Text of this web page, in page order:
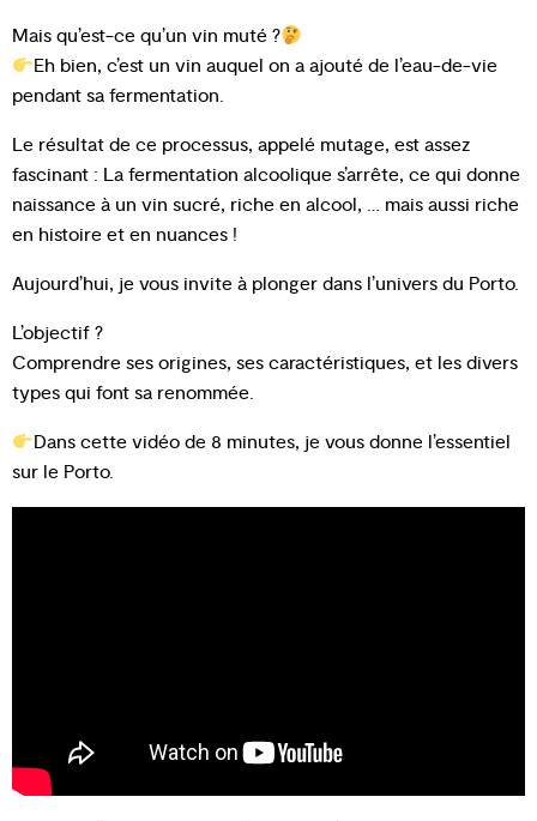
Mais qu’est-ce qu’un vin muté ?
Eh bien, c’est un vin auquel on a ajouté de l’eau-de-vie
pendant sa fermentation.
Le résultat de ce processus, appelé mutage, est assez
fascinant : La fermentation alcoolique s’arrête, ce qui donne
naissance à un vin sucré, riche en alcool, … mais aussi riche
en histoire et en nuances !
Aujourd’hui, je vous invite à plonger dans l’univers du Porto.
L’objectif ?
Comprendre ses origines, ses caractéristiques, et les divers
types qui font sa renommée.
Dans cette vidéo de 8 minutes, je vous donne l’essentiel
sur le Porto.